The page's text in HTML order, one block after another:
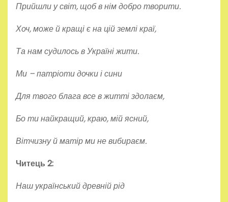
Прийшли у світ, щоб в нім добро творити.
Хоч, може й кращі є на цій землі краї,
Та нам судилось в Україні жити.
Ми – патріоти дочки і сини
Для твого блага все в житті здолаєм,
Бо ти найкращий, краю, мій ясний,
Вітчизну й матір ми не вибираєм.
Читець 2:
Наш український древній рід